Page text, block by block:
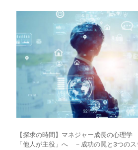
【探求の時間】マネジャー成長の心理
「他人が主役」へ －成功の罠と3つのス